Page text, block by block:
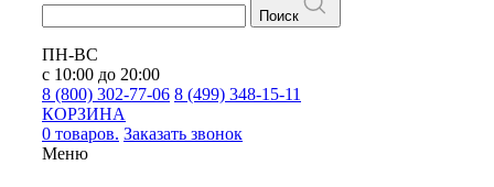
Поиск
ПН-ВС
с 10:00 до 20:00
8 (800) 302-77-06 8 (499) 348-15-11
КОРЗИНА
0 товаров. Заказать звонок
Меню